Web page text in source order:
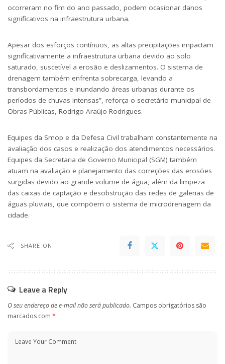
ocorreram no fim do ano passado, podem ocasionar danos
significativos na infraestrutura urbana.
Apesar dos esforços contínuos, as altas precipitações impactam
significativamente a infraestrutura urbana devido ao solo
saturado, suscetível a erosão e deslizamentos. O sistema de
drenagem também enfrenta sobrecarga, levando a
transbordamentos e inundando áreas urbanas durante os
períodos de chuvas intensas”, reforça o secretário municipal de
Obras Públicas, Rodrigo Araújo Rodrigues.
Equipes da Smop e da Defesa Civil trabalham constantemente na
avaliação dos casos e realização dos atendimentos necessários.
Equipes da Secretaria de Governo Municipal (SGM) também
atuam na avaliação e planejamento das correções das erosões
surgidas devido ao grande volume de água, além da limpeza
das caixas de captação e desobstrução das redes de galerias de
águas pluviais, que compõem o sistema de microdrenagem da
cidade.
SHARE ON
Leave a Reply
O seu endereço de e-mail não será publicado. Campos obrigatórios são
marcados com *